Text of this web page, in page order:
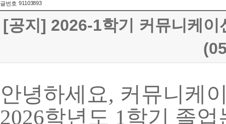
글번호 91103893
[공지] 2026-1학기 커뮤니케이
안녕하세요, 커뮤니케
2026학년도 1학기 졸